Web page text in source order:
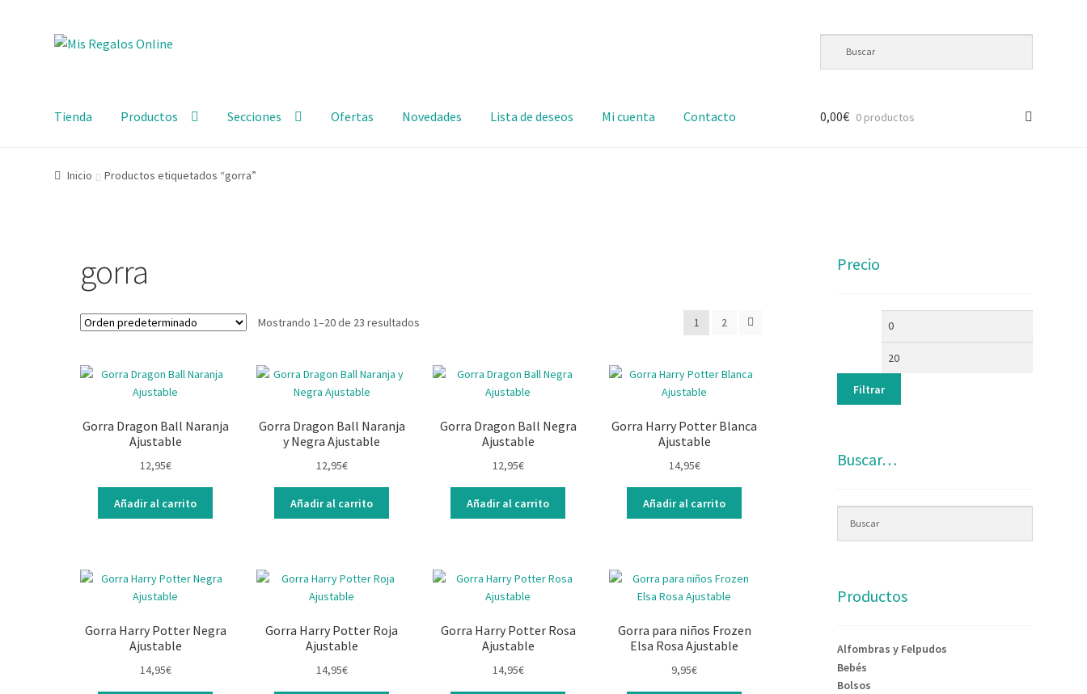
Tienda Productos Secciones Ofertas Novedades Lista de deseos Mi cuenta Contacto 0,00€ 0 productos
Inicio Productos etiquetados “gorra”
gorra
Mostrando 1–20 de 23 resultados 1 2
Gorra Dragon Ball Naranja
Ajustable
12,95€
Añadir al carrito
Gorra Dragon Ball Naranja
y Negra Ajustable
12,95€
Añadir al carrito
Gorra Dragon Ball Negra
Ajustable
12,95€
Añadir al carrito
Gorra Harry Potter Blanca
Ajustable
14,95€
Añadir al carrito
Gorra Harry Potter Negra
Ajustable
14,95€
Gorra Harry Potter Roja
Ajustable
14,95€
Gorra Harry Potter Rosa
Ajustable
14,95€
Gorra para niños Frozen
Elsa Rosa Ajustable
9,95€
Precio
Filtrar
Buscar…
Productos
Alfombras y Felpudos
Bebés
Bolsos